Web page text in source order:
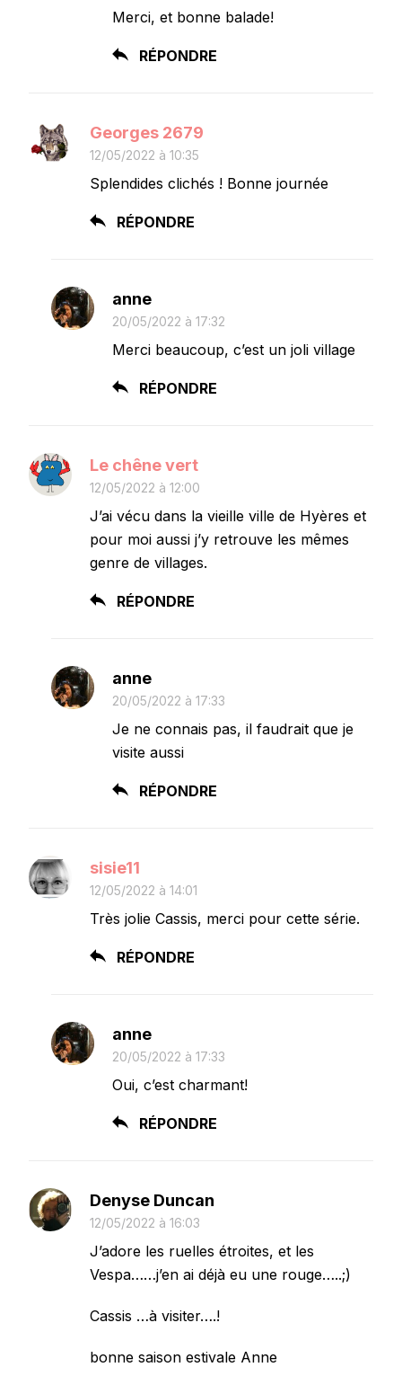
Merci, et bonne balade!
RÉPONDRE
Georges 2679
12/05/2022 à 10:35
Splendides clichés ! Bonne journée
RÉPONDRE
anne
20/05/2022 à 17:32
Merci beaucoup, c’est un joli village
RÉPONDRE
Le chêne vert
12/05/2022 à 12:00
J’ai vécu dans la vieille ville de Hyères et
pour moi aussi j’y retrouve les mêmes
genre de villages.
RÉPONDRE
anne
20/05/2022 à 17:33
Je ne connais pas, il faudrait que je
visite aussi
RÉPONDRE
sisie11
12/05/2022 à 14:01
Très jolie Cassis, merci pour cette série.
RÉPONDRE
anne
20/05/2022 à 17:33
Oui, c’est charmant!
RÉPONDRE
Denyse Duncan
12/05/2022 à 16:03
J’adore les ruelles étroites, et les
Vespa……j’en ai déjà eu une rouge…..;)
Cassis …à visiter….!
bonne saison estivale Anne